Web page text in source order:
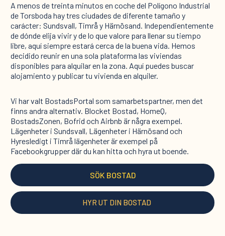
A menos de treinta minutos en coche del Polígono Industrial
de Torsboda hay tres ciudades de diferente tamaño y
carácter: Sundsvall, Timrå y Härnösand. Independientemente
de dónde elija vivir y de lo que valore para llenar su tiempo
libre, aquí siempre estará cerca de la buena vida. Hemos
decidido reunir en una sola plataforma las viviendas
disponibles para alquilar en la zona. Aquí puedes buscar
alojamiento y publicar tu vivienda en alquiler.
Vi har valt BostadsPortal som samarbetspartner, men det
finns andra alternativ. Blocket Bostad, HomeQ,
BostadsZonen, Bofrid och Airbnb är några exempel.
Lägenheter i Sundsvall, Lägenheter i Härnösand och
Hyresledigt i Timrå lägenheter är exempel på
Facebookgrupper där du kan hitta och hyra ut boende.
SÖK BOSTAD
HYR UT DIN BOSTAD